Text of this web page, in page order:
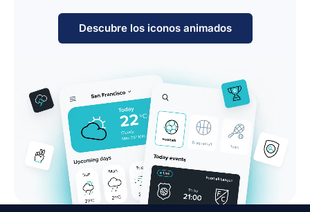
Descubre los iconos animados